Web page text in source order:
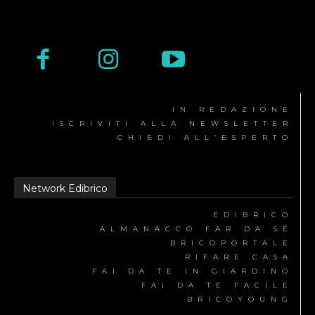
IN REDAZIONE
ISCRIVITI ALLA NEWSLETTER
CHIEDI ALL’ESPERTO
Network Edibrico
EDIBRICO
ALMANACCO FAR DA SÉ
BRICOPORTALE
RIFARE CASA
FAI DA TE IN GIARDINO
FAI DA TE FACILE
BRICOYOUNG